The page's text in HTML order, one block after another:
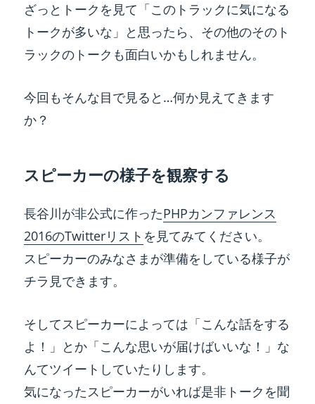
ざっとトークを見て「このトラックに気になる
トークが多いな」と思ったら、その他のそのト
ラックのトークも面白いかもしれません。
今回もそんな目で見ると…何か見えてきます
か？
スピーカーの様子を観察する
長谷川が非公式に作ったPHPカンファレンス
2016のTwitterリスト を見てみてください。
スピーカーのみなさまが準備をしている様子が
チラ見できます。
そしてスピーカーによっては「こんな話をする
よ！」とか「こんな思いが届けばいいな！」な
んてツイートしていたりします。
気になったスピーカーがいれば是非トークを聞